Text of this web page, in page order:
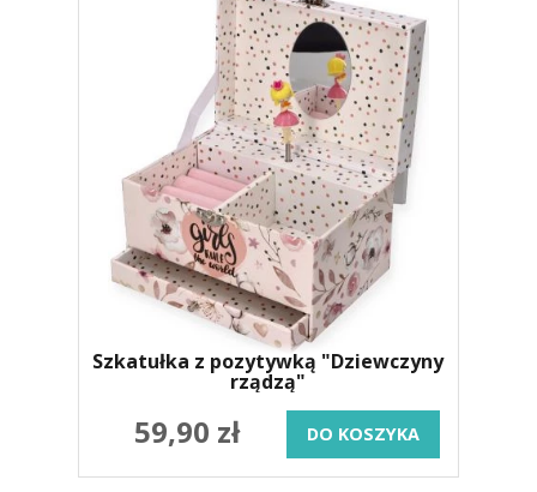
Szkatułka z pozytywką "Dziewczyny
rządzą"
59,90 zł DO KOSZYKA